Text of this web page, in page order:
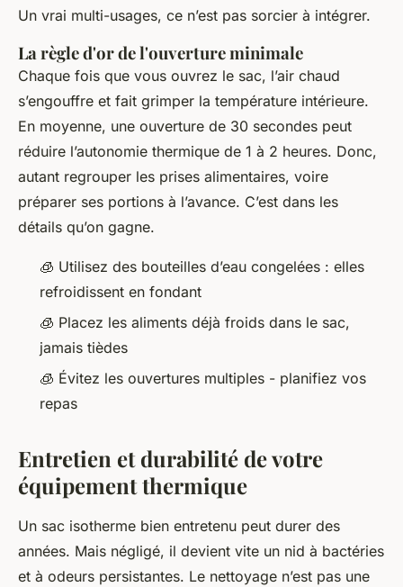
Un vrai multi-usages, ce n’est pas sorcier à intégrer.
La règle d'or de l'ouverture minimale
Chaque fois que vous ouvrez le sac, l’air chaud
s’engouffre et fait grimper la température intérieure.
En moyenne, une ouverture de 30 secondes peut
réduire l’autonomie thermique de 1 à 2 heures. Donc,
autant regrouper les prises alimentaires, voire
préparer ses portions à l’avance. C’est dans les
détails qu’on gagne.
🧊 Utilisez des bouteilles d’eau congelées : elles
refroidissent en fondant
🧊 Placez les aliments déjà froids dans le sac,
jamais tièdes
🧊 Évitez les ouvertures multiples - planifiez vos
repas
Entretien et durabilité de votre
équipement thermique
Un sac isotherme bien entretenu peut durer des
années. Mais négligé, il devient vite un nid à bactéries
et à odeurs persistantes. Le nettoyage n’est pas une